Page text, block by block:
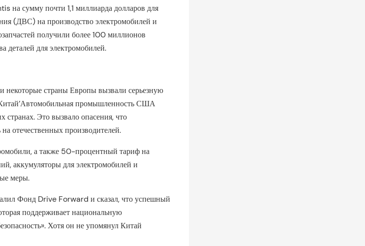
сумму почти 1,1 миллиарда долларов для
(ДВС) на производство электромобилей и
получили более 100 миллионов
деталей для электромобилей.
страны Европы вызвали серьезную
промышленность США
Это вызвало опасения, что
отечественных производителей.
а также 50-процентный тариф на
аккумуляторы для электромобилей и
меры.
Фонд Drive Forward и сказал, что успешный
поддерживает национальную
Хотя он не упомянул Китай